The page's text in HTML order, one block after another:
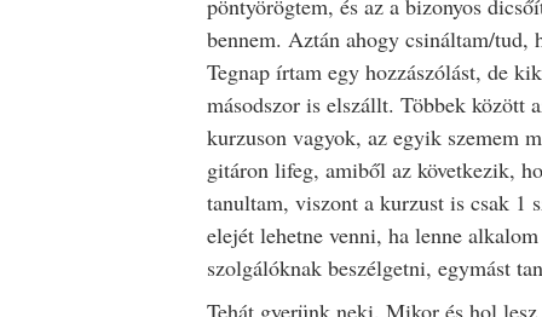
bennem. Aztán ahogy csináltam/tud,
Tegnap írtam egy hozzászólást, de
másodszor is elszállt. Többek között
kurzuson vagyok, az egyik szemem
gitáron lifeg, amiből az következik,
tanultam, viszont a kurzust is csak 1
elejét lehetne venni, ha lenne
szolgálóknak beszélgetni, egymást
Tehát gyerünk neki. Mikor és hol